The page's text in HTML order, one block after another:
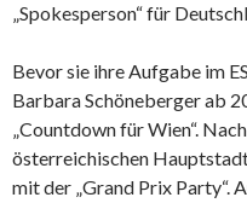
„Spokesperson“ für
Bevor sie ihre Aufgabe im
Barbara Schöneberger ab
„Countdown für Wien“.
österreichischen
mit der „Grand Prix Party“.